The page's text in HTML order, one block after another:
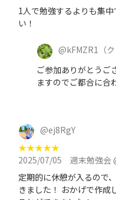
1人で勉強するよりも集
い！
@kFMZR1 （
ご参加ありがとうご
ますのでご都合に合
@ej8RgY
★★★★★
2025/07/05
週末勉強会
定期的に休憩が入るので
きました！ おかげで作成